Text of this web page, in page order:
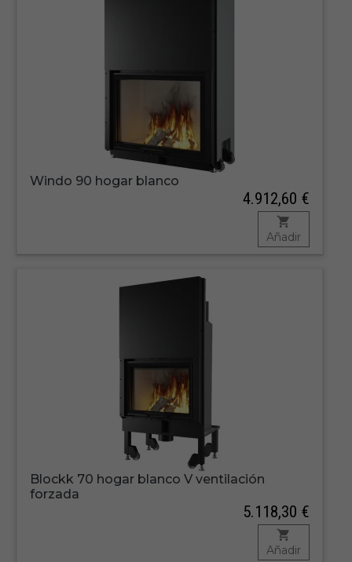
Windo 90 hogar blanco
4.912,60 €
Añadir
Blockk 70 hogar blanco V ventilación
forzada
5.118,30 €
Añadir